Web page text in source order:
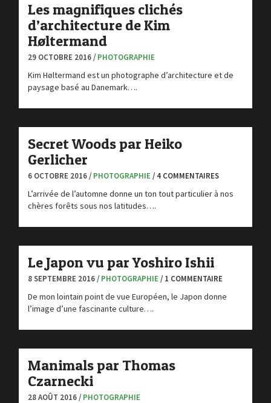
Les magnifiques clichés
d’architecture de Kim
Høltermand
29 OCTOBRE 2016 / PHOTOGRAPHIE
Kim Høltermand est un photographe d’architecture et de
paysage basé au Danemark….
Secret Woods par Heiko
Gerlicher
6 OCTOBRE 2016 / PHOTOGRAPHIE/ 4 COMMENTAIRES
L’arrivée de l’automne donne un ton tout particulier à nos
chères forêts sous nos latitudes….
Le Japon vu par Yoshiro Ishii
8 SEPTEMBRE 2016 / PHOTOGRAPHIE/ 1 COMMENTAIRE
De mon lointain point de vue Européen, le Japon donne
l’image d’une fascinante culture….
Manimals par Thomas
Czarnecki
28 AOÛT 2016 / PHOTOGRAPHIE